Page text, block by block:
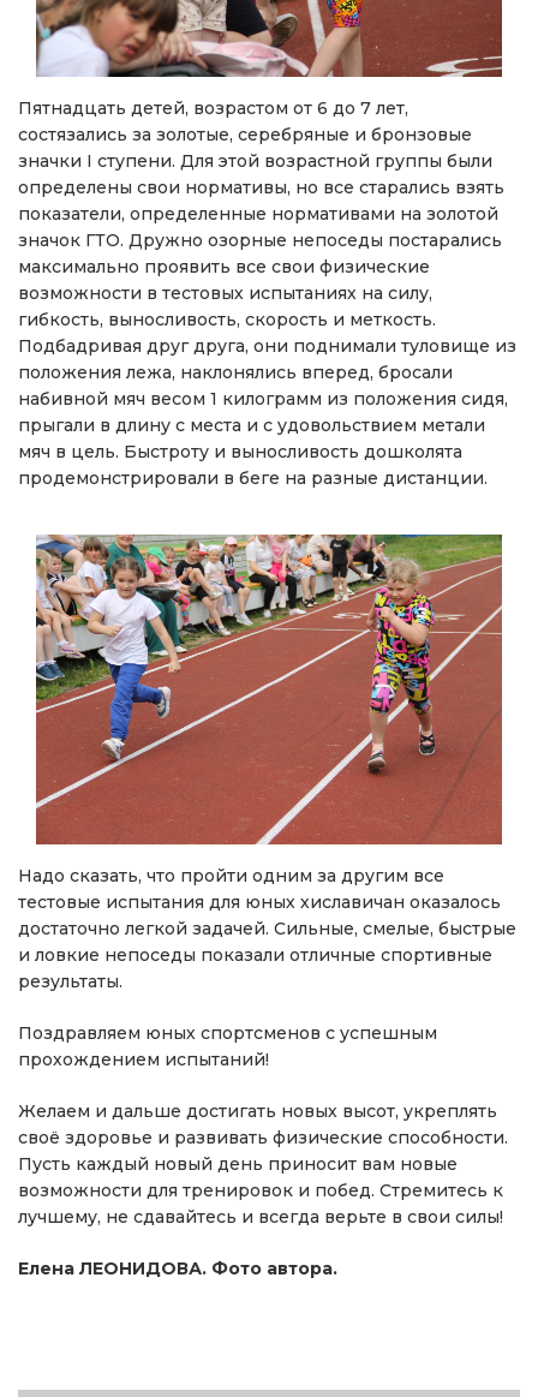
Пятнадцать детей, возрастом от 6 до 7 лет,
состязались за золотые, серебряные и бронзовые
значки I ступени. Для этой возрастной группы были
определены свои нормативы, но все старались взять
показатели, определенные нормативами на золотой
значок ГТО. Дружно озорные непоседы постарались
максимально проявить все свои физические
возможности в тестовых испытаниях на силу,
гибкость, выносливость, скорость и меткость.
Подбадривая друг друга, они поднимали туловище из
положения лежа, наклонялись вперед, бросали
набивной мяч весом 1 килограмм из положения сидя,
прыгали в длину с места и с удовольствием метали
мяч в цель. Быстроту и выносливость дошколята
продемонстрировали в беге на разные дистанции.
Надо сказать, что пройти одним за другим все
тестовые испытания для юных хиславичан оказалось
достаточно легкой задачей. Сильные, смелые, быстрые
и ловкие непоседы показали отличные спортивные
результаты.
Поздравляем юных спортсменов с успешным
прохождением испытаний!
Желаем и дальше достигать новых высот, укреплять
своё здоровье и развивать физические способности.
Пусть каждый новый день приносит вам новые
возможности для тренировок и побед. Стремитесь к
лучшему, не сдавайтесь и всегда верьте в свои силы!
Елена ЛЕОНИДОВА. Фото автора.